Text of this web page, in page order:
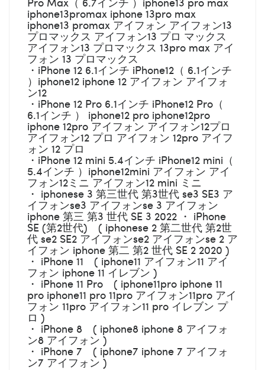
iphone13promax iphone 13pro max
iphone13 promax アイフォン アイフォン13
プロマックス アイフォン13 プロ マックス
アイフォン13 プロマックス 13pro max アイ
フォン 13 プロマックス
・iPhone 12 6.1インチ iPhone12（ 6.1インチ
）iphone12 iphone 12 アイフォン アイフォ
ン12
・iPhone 12 Pro 6.1インチ iPhone12 Pro（
6.1インチ ） iphone12 pro iphone12pro
iphone 12pro アイフォン アイフォン12プロ
アイフォン12 プロ アイフォン 12pro アイフ
ォン 12 プロ
・iPhone 12 mini 5.4インチ iPhone12 mini（
5.4インチ ）iphone12mini アイフォン アイ
フォン12ミニ アイフォン12 mini ミニ
・ iphonese 3 第三世代 第3世代 se3 SE3 ア
イフォンse3 アイフォンse 3 アイフォン
iphone 第三 第3 世代 SE 3 2022 ・ iPhone
SE (第2世代) ( iphonese 2 第二世代 第2世
代 se2 SE2 アイフォンse2 アイフォンse 2 ア
イフォン iphone 第二 第2 世代 SE 2 2020 )
・ iPhone 11 ( iphone11 アイフォン11 アイ
フォン iphone 11 イレブン )
・ iPhone 11 Pro ( iphone11pro iphone 11
pro iphone11 pro 11pro アイフォン11pro アイ
フォン 11pro アイフォン11 pro イレブン プ
ロ )
・ iPhone 8 ( iphone8 iphone 8 アイフォ
ン8 アイフォン )
・ iPhone 7 ( iphone7 iphone 7 アイフォ
ン7 アイフォン )